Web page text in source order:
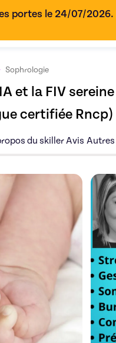
portes le 24/07/
Sophrologie
et la FIV
certifiée Rncp)
du skillerAvis